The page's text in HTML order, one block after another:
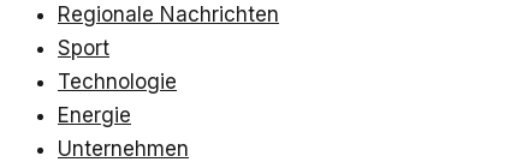
Regionale Nachrichten
Sport
Technologie
Energie
Unternehmen